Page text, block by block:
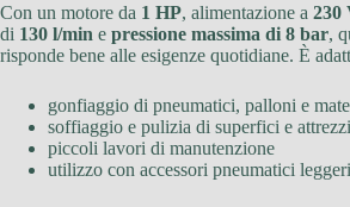
Con un motore da 1 HP, alimentazione a 230
di 130 l/min e pressione massima di 8 bar,
risponde bene alle esigenze quotidiane. È
gonfiaggio di pneumatici, palloni e
soffiaggio e pulizia di superfici e attrezzi
piccoli lavori di manutenzione
utilizzo con accessori pneumatici leggeri